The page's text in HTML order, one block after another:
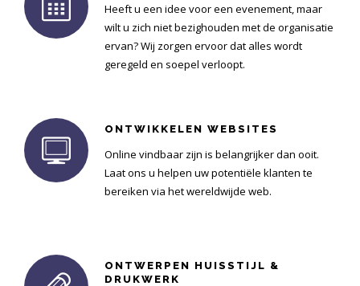
Heeft u een idee voor een evenement, maar
wilt u zich niet bezighouden met de organisatie
ervan? Wij zorgen ervoor dat alles wordt
geregeld en soepel verloopt.
ONTWIKKELEN WEBSITES
Online vindbaar zijn is belangrijker dan ooit.
Laat ons u helpen uw potentiële klanten te
bereiken via het wereldwijde web.
ONTWERPEN HUISSTIJL &
DRUKWERK